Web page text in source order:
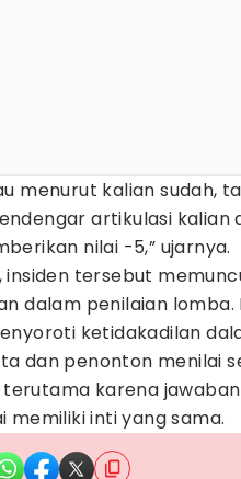
menurut kalian sudah,
artikulasi kalian
nilai -5,” ujarnya.
insiden tersebut
dalam penilaian lomba.
ketidakadilan
dan penonton menilai
terutama karena
memiliki inti yang sama.